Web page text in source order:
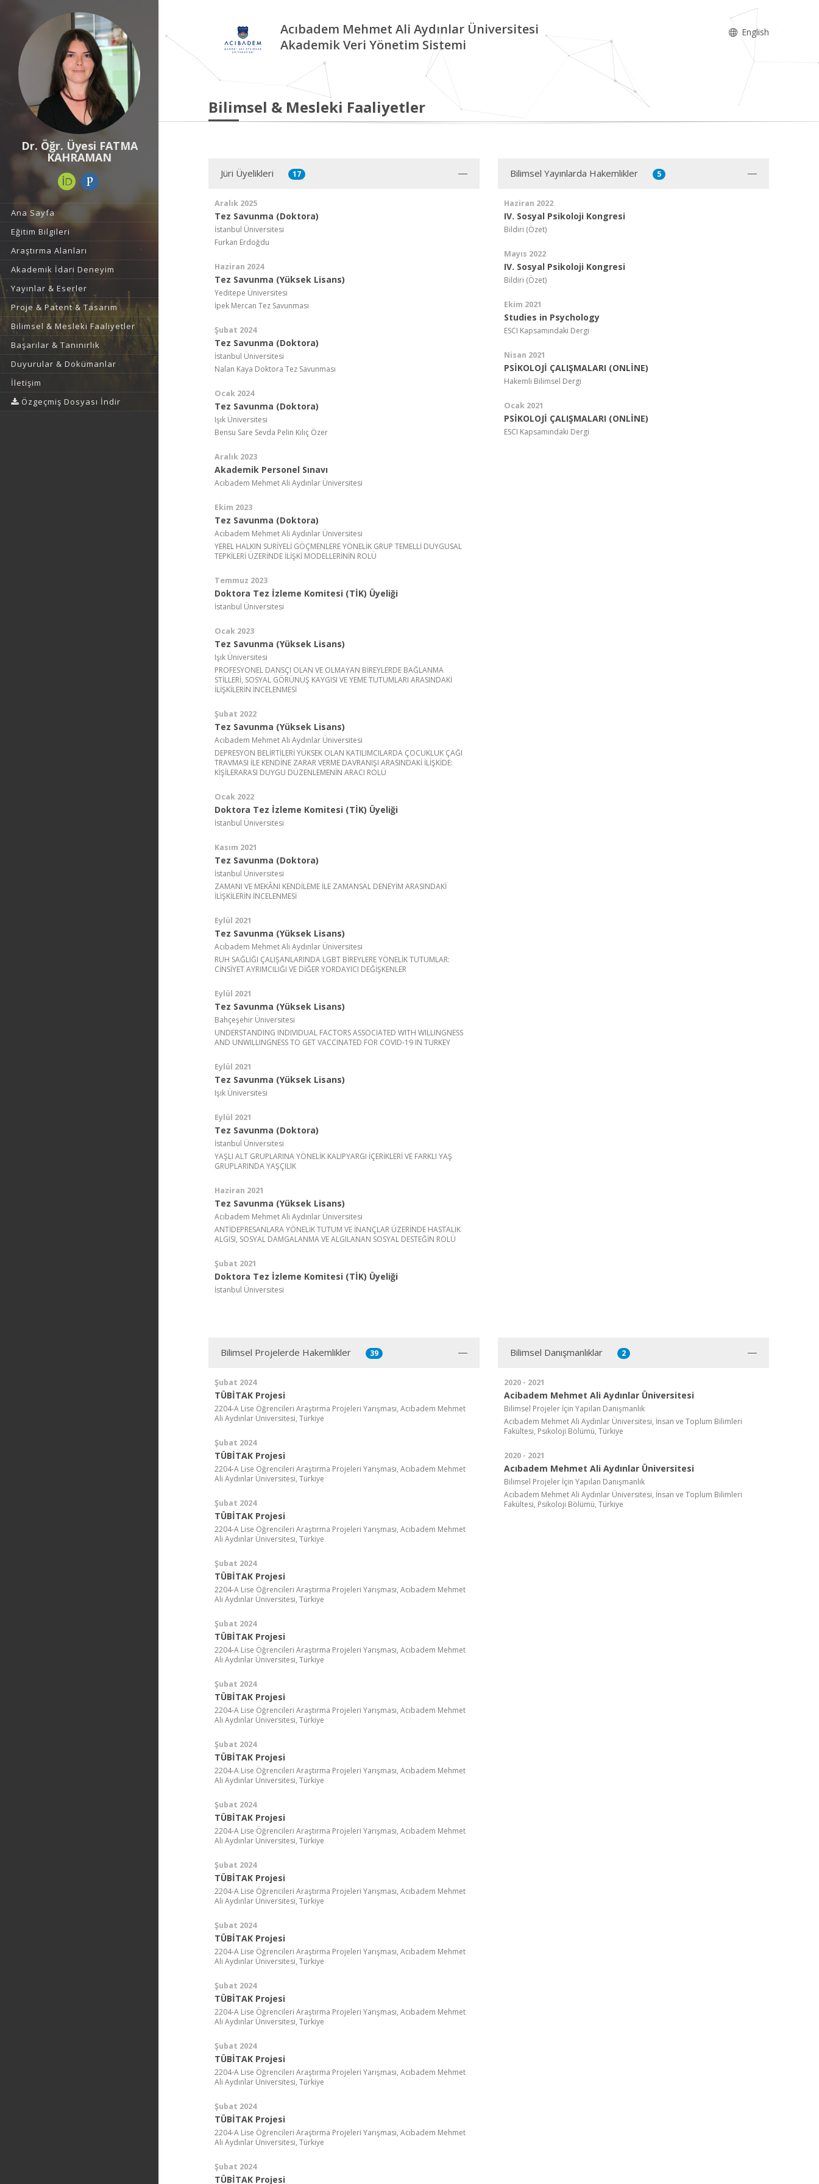
Dr. Öğr. Üyesi FATMA
KAHRAMAN
Ana Sayfa
Eğitim Bilgileri
Araştırma Alanları
Akademik İdari Deneyim
Yayınlar & Eserler
Proje & Patent & Tasarım
Bilimsel & Mesleki Faaliyetler
Başarılar & Tanınırlık
Duyurular & Dokümanlar
İletişim
Özgeçmiş Dosyası İndir
Acıbadem Mehmet Ali Aydınlar Üniversitesi
Akademik Veri Yönetim Sistemi
English
Bilimsel & Mesleki Faaliyetler
Jüri Üyelikleri 17
Aralık 2025
Tez Savunma (Doktora)
İstanbul Üniversitesi
Furkan Erdoğdu
Haziran 2024
Tez Savunma (Yüksek Lisans)
Yeditepe Üniversitesi
İpek Mercan Tez Savunması
Şubat 2024
Tez Savunma (Doktora)
İstanbul Üniversitesi
Nalan Kaya Doktora Tez Savunması
Ocak 2024
Tez Savunma (Doktora)
Işık Üniversitesi
Bensu Sare Sevda Pelin Kılıç Özer
Aralık 2023
Akademik Personel Sınavı
Acıbadem Mehmet Ali Aydınlar Üniversitesi
Ekim 2023
Tez Savunma (Doktora)
Acıbadem Mehmet Ali Aydınlar Üniversitesi
YEREL HALKIN SURİYELİ GÖÇMENLERE YÖNELİK GRUP TEMELLİ DUYGUSAL
TEPKİLERİ ÜZERİNDE İLİŞKİ MODELLERİNİN ROLÜ
Temmuz 2023
Doktora Tez İzleme Komitesi (TİK) Üyeliği
İstanbul Üniversitesi
Ocak 2023
Tez Savunma (Yüksek Lisans)
Işık Üniversitesi
PROFESYONEL DANSÇI OLAN VE OLMAYAN BİREYLERDE BAĞLANMA
STİLLERİ, SOSYAL GÖRÜNÜŞ KAYGISI VE YEME TUTUMLARI ARASINDAKİ
İLİŞKİLERİN İNCELENMESİ
Şubat 2022
Tez Savunma (Yüksek Lisans)
Acıbadem Mehmet Ali Aydınlar Üniversitesi
DEPRESYON BELİRTİLERİ YÜKSEK OLAN KATILIMCILARDA ÇOCUKLUK ÇAĞI
TRAVMASI İLE KENDİNE ZARAR VERME DAVRANIŞI ARASINDAKİ İLİŞKİDE:
KİŞİLERARASI DUYGU DÜZENLEMENİN ARACI ROLÜ
Ocak 2022
Doktora Tez İzleme Komitesi (TİK) Üyeliği
İstanbul Üniversitesi
Kasım 2021
Tez Savunma (Doktora)
İstanbul Üniversitesi
ZAMANI VE MEKÂNI KENDİLEME İLE ZAMANSAL DENEYİM ARASINDAKİ
İLİŞKİLERİN İNCELENMESİ
Eylül 2021
Tez Savunma (Yüksek Lisans)
Acıbadem Mehmet Ali Aydınlar Üniversitesi
RUH SAĞLIĞI ÇALIŞANLARINDA LGBT BİREYLERE YÖNELİK TUTUMLAR:
CİNSİYET AYRIMCILIĞI VE DİĞER YORDAYICI DEĞİŞKENLER
Eylül 2021
Tez Savunma (Yüksek Lisans)
Bahçeşehir Üniversitesi
UNDERSTANDING INDIVIDUAL FACTORS ASSOCIATED WITH WILLINGNESS
AND UNWILLINGNESS TO GET VACCINATED FOR COVID-19 IN TURKEY
Eylül 2021
Tez Savunma (Yüksek Lisans)
Işık Üniversitesi
Eylül 2021
Tez Savunma (Doktora)
İstanbul Üniversitesi
YAŞLI ALT GRUPLARINA YÖNELİK KALIPYARGI İÇERİKLERİ VE FARKLI YAŞ
GRUPLARINDA YAŞÇILIK
Haziran 2021
Tez Savunma (Yüksek Lisans)
Acıbadem Mehmet Ali Aydınlar Üniversitesi
ANTİDEPRESANLARA YÖNELİK TUTUM VE İNANÇLAR ÜZERİNDE HASTALIK
ALGISI, SOSYAL DAMGALANMA VE ALGILANAN SOSYAL DESTEĞİN ROLÜ
Şubat 2021
Doktora Tez İzleme Komitesi (TİK) Üyeliği
İstanbul Üniversitesi
Bilimsel Yayınlarda Hakemlikler 5
Haziran 2022
IV. Sosyal Psikoloji Kongresi
Bildiri (Özet)
Mayıs 2022
IV. Sosyal Psikoloji Kongresi
Bildiri (Özet)
Ekim 2021
Studies in Psychology
ESCI Kapsamındaki Dergi
Nisan 2021
PSİKOLOJİ ÇALIŞMALARI (ONLİNE)
Hakemli Bilimsel Dergi
Ocak 2021
PSİKOLOJİ ÇALIŞMALARI (ONLİNE)
ESCI Kapsamındaki Dergi
Bilimsel Projelerde Hakemlikler 39
Şubat 2024
TÜBİTAK Projesi
2204-A Lise Öğrencileri Araştırma Projeleri Yarışması, Acıbadem Mehmet
Ali Aydınlar Üniversitesi, Türkiye
Şubat 2024
TÜBİTAK Projesi
2204-A Lise Öğrencileri Araştırma Projeleri Yarışması, Acıbadem Mehmet
Ali Aydınlar Üniversitesi, Türkiye
Şubat 2024
TÜBİTAK Projesi
2204-A Lise Öğrencileri Araştırma Projeleri Yarışması, Acıbadem Mehmet
Ali Aydınlar Üniversitesi, Türkiye
Şubat 2024
TÜBİTAK Projesi
2204-A Lise Öğrencileri Araştırma Projeleri Yarışması, Acıbadem Mehmet
Ali Aydınlar Üniversitesi, Türkiye
Şubat 2024
TÜBİTAK Projesi
2204-A Lise Öğrencileri Araştırma Projeleri Yarışması, Acıbadem Mehmet
Ali Aydınlar Üniversitesi, Türkiye
Şubat 2024
TÜBİTAK Projesi
2204-A Lise Öğrencileri Araştırma Projeleri Yarışması, Acıbadem Mehmet
Ali Aydınlar Üniversitesi, Türkiye
Şubat 2024
TÜBİTAK Projesi
2204-A Lise Öğrencileri Araştırma Projeleri Yarışması, Acıbadem Mehmet
Ali Aydınlar Üniversitesi, Türkiye
Şubat 2024
TÜBİTAK Projesi
2204-A Lise Öğrencileri Araştırma Projeleri Yarışması, Acıbadem Mehmet
Ali Aydınlar Üniversitesi, Türkiye
Şubat 2024
TÜBİTAK Projesi
2204-A Lise Öğrencileri Araştırma Projeleri Yarışması, Acıbadem Mehmet
Ali Aydınlar Üniversitesi, Türkiye
Şubat 2024
TÜBİTAK Projesi
2204-A Lise Öğrencileri Araştırma Projeleri Yarışması, Acıbadem Mehmet
Ali Aydınlar Üniversitesi, Türkiye
Şubat 2024
TÜBİTAK Projesi
2204-A Lise Öğrencileri Araştırma Projeleri Yarışması, Acıbadem Mehmet
Ali Aydınlar Üniversitesi, Türkiye
Şubat 2024
TÜBİTAK Projesi
2204-A Lise Öğrencileri Araştırma Projeleri Yarışması, Acıbadem Mehmet
Ali Aydınlar Üniversitesi, Türkiye
Şubat 2024
TÜBİTAK Projesi
2204-A Lise Öğrencileri Araştırma Projeleri Yarışması, Acıbadem Mehmet
Ali Aydınlar Üniversitesi, Türkiye
Şubat 2024
TÜBİTAK Projesi
Bilimsel Danışmanlıklar 2
2020 - 2021
Acibadem Mehmet Ali Aydınlar Üniversitesi
Bilimsel Projeler İçin Yapılan Danışmanlık
Acıbadem Mehmet Ali Aydınlar Üniversitesi, İnsan ve Toplum Bilimleri
Fakültesi, Psikoloji Bölümü, Türkiye
2020 - 2021
Acıbadem Mehmet Ali Aydınlar Üniversitesi
Bilimsel Projeler İçin Yapılan Danışmanlık
Acıbadem Mehmet Ali Aydınlar Üniversitesi, İnsan ve Toplum Bilimleri
Fakültesi, Psikoloji Bölümü, Türkiye